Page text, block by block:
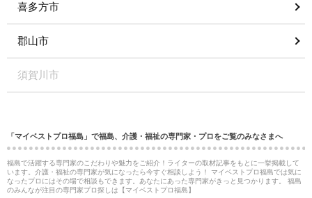
喜多方市
郡山市
須賀川市
「マイベストプロ福島」で福島、介護・福祉の専門家・プロをご覧のみなさまへ
福島で活躍する専門家のこだわりや魅力をご紹介！ライターの取材記事をもとに一挙掲載して
います。介護・福祉の専門家が気になったら今すぐ相談しよう！ マイベストプロ福島では気に
なったプロにはその場で相談もできます。あなたにあった専門家がきっと見つかります。 福島
のみんなが注目の専門家プロ探しは【マイベストプロ福島】